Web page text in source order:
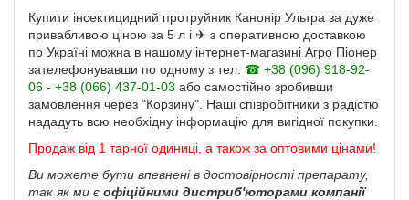
Купити інсектицидний протруйник Канонір Ультра за дуже
привабливою ціною за 5 л і ✈ з оперативною доставкою
по Україні можна в нашому інтернет-магазині Агро Піонер
зателефонувавши по одному з тел. ☎ +38 (096) 918-92-
06 - +38 (066) 437-01-03 або самостійно зробивши
замовлення через "Корзину". Наші співробітники з радістю
нададуть всю необхідну інформацію для вигідної покупки.
Продаж від 1 тарної одиниці, а також за оптовими цінами!
Ви можете бути впевнені в достовірності препарату,
так як ми є офіційними дистриб'юторами компанії